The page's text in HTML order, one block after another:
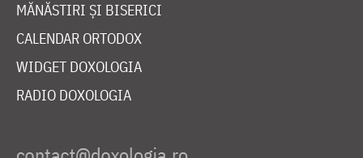
MĂNĂSTIRI ȘI BISERICI
CALENDAR ORTODOX
WIDGET DOXOLOGIA
RADIO DOXOLOGIA